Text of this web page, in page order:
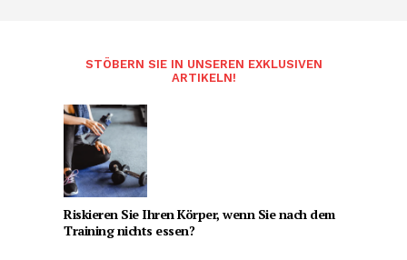
STÖBERN SIE IN UNSEREN EXKLUSIVEN
ARTIKELN!
Riskieren Sie Ihren Körper, wenn Sie nach dem
Training nichts essen?